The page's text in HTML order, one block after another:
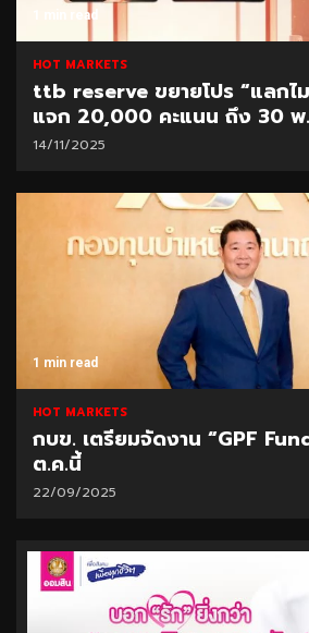
1 min read
HOT MARKETS
ttb reserve ขยายโปร “แลกไ
แจก 20,000 คะแนน ถึง 30 พ
14/11/2025
1 min read
HOT MARKETS
กบข. เตรียมจัดงาน “GPF
ต.ค.นี้
22/09/2025